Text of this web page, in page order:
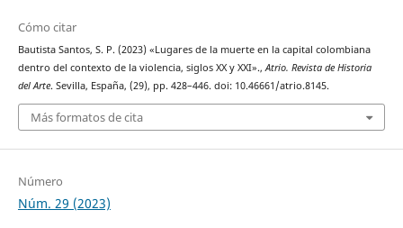
Cómo citar
Bautista Santos, S. P. (2023) «Lugares de la muerte en la capital colombiana
dentro del contexto de la violencia, siglos XX y XXI»., Atrio. Revista de Historia
del Arte. Sevilla, España, (29), pp. 428–446. doi: 10.46661/atrio.8145.
Más formatos de cita
Número
Núm. 29 (2023)